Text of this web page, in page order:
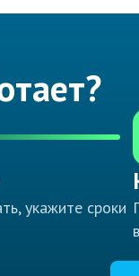
укажите сроки